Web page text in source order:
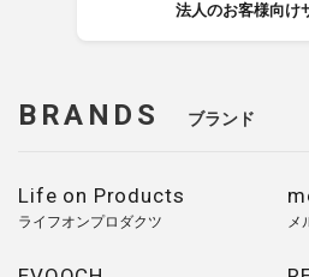
法人のお客様向け
BRANDS ブランド
Life on Products
ライフオンプロダクツ メ